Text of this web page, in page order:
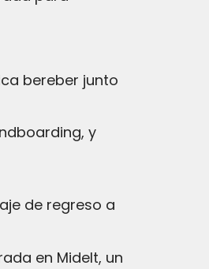
bereber junto
y
de regreso a
en Midelt, un